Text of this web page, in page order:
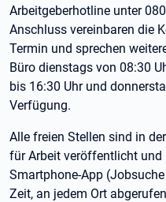
Arbeitgeberhotline unter
Anschluss vereinbaren die
Termin und sprechen
Büro dienstags von 08:30
bis 16:30 Uhr und
Verfügung.
Alle freien Stellen sind in
für Arbeit veröffentlicht und
Smartphone-App
Zeit, an jedem Ort